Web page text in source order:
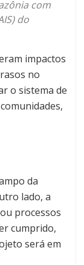
com
do
impactos
no
o sistema de
da
lado, a
processos
cumprido,
será em